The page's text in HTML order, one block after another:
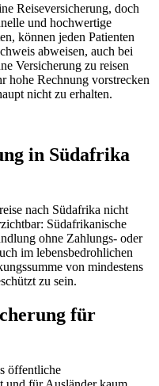
Reiseversicherung, doch
und hochwertige
können jeden Patienten
abweisen, auch bei
Versicherung zu reisen
hohe Rechnung vorstrecken
nicht zu erhalten.
in Südafrika
nach Südafrika nicht
Südafrikanische
ohne Zahlungs- oder
im lebensbedrohlichen
von mindestens
zu sein.
für
öffentliche